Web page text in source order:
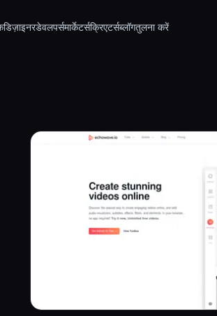
डिज़ाइनरडेवलपर्समार्केटर्सक्रिएटर्सब्लॉगतुलना करें